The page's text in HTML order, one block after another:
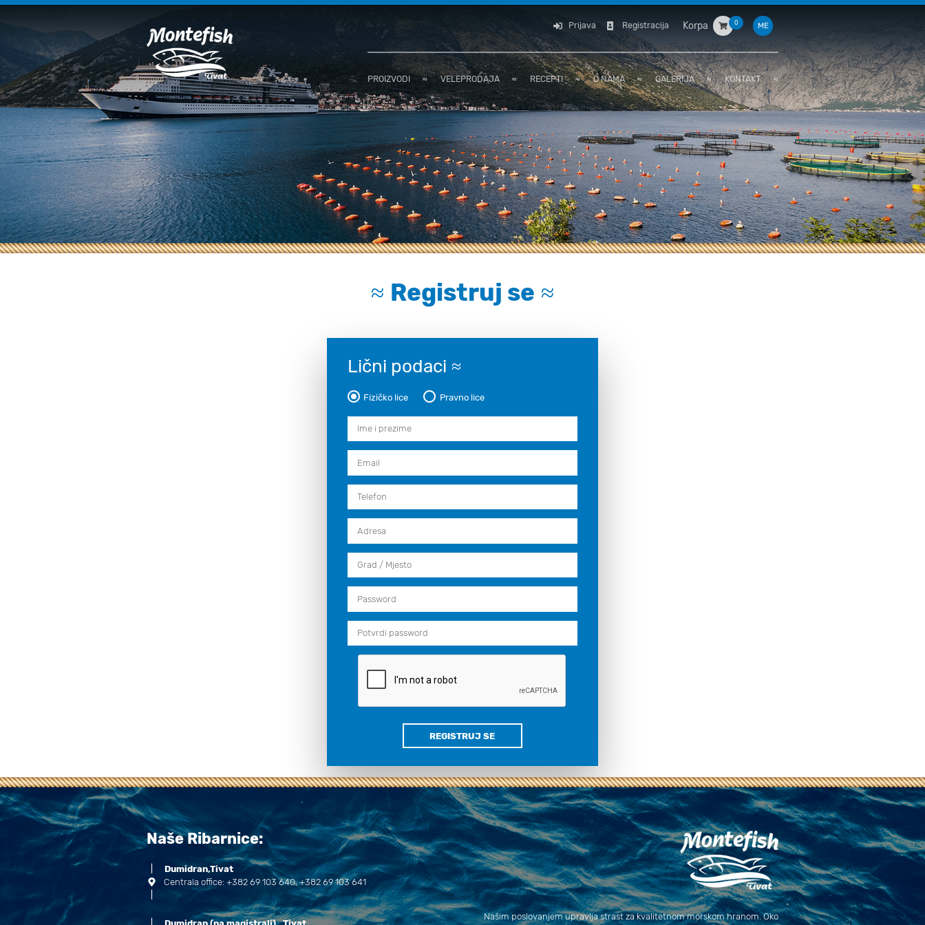
Prijava Registracija Korpa 0 ME
PROIZVODI ≈ VELEPRODAJA ≈ RECEPTI ≈ O NAMA ≈ GALERIJA ≈ KONTAKT ≈
≈ Registruj se ≈
Lični podaci ≈
Fizičko lice Pravno lice
REGISTRUJ SE
Naše Ribarnice:
Dumidran,Tivat
Centrala office: +382 69 103 640, +382 69 103 641
Našim poslovanjem upravlja strast za kvalitetnom morskom hranom. Oko